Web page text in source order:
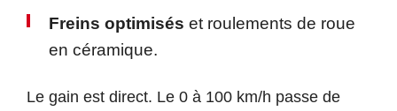
Freins optimisés et roulements de roue
en céramique.
Le gain est direct. Le 0 à 100 km/h passe de